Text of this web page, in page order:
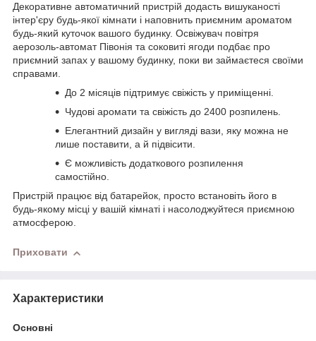
Декоративне автоматичний пристрій додасть вишуканості
інтер'єру будь-якої кімнати і наповнить приємним ароматом
будь-який куточок вашого будинку. Освіжувач повітря
аерозоль-автомат Півонія та соковиті ягоди подбає про
приємний запах у вашому будинку, поки ви займаєтеся своїми
справами.
До 2 місяців підтримує свіжість у приміщенні.
Чудові аромати та свіжість до 2400 розпилень.
Елегантний дизайн у вигляді вази, яку можна не
лише поставити, а й підвісити.
Є можливість додаткового розпилення
самостійно.
Пристрій працює від батарейок, просто встановіть його в
будь-якому місці у вашій кімнаті і насолоджуйтеся приємною
атмосферою.
Приховати
Характеристики
Основні